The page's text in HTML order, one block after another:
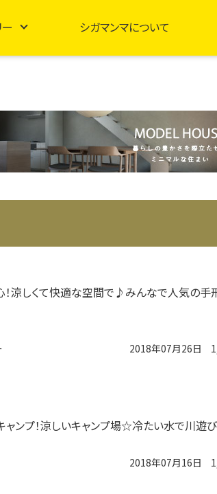
シガマンマについて
！涼しくて快適な空間で♪みんなで人気の手
2018年07月26日
ンプ！涼しいキャンプ場☆冷たい水で川遊び
2018年07月16日